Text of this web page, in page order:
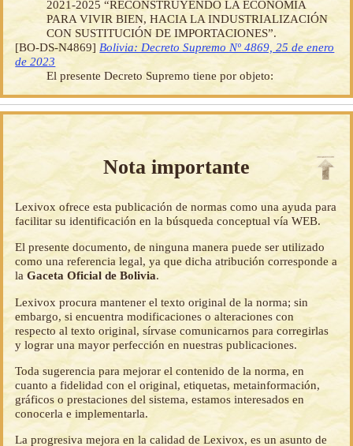
2021-2025 “RECONSTRUYENDO LA ECONOMÍA
PARA VIVIR BIEN, HACIA LA INDUSTRIALIZACIÓN
CON SUSTITUCIÓN DE IMPORTACIONES”.
[BO-DS-N4869] Bolivia: Decreto Supremo Nº 4869, 25 de enero
de 2023
El presente Decreto Supremo tiene por objeto:
Nota importante
Lexivox ofrece esta publicación de normas como una ayuda para
facilitar su identificación en la búsqueda conceptual vía WEB.
El presente documento, de ninguna manera puede ser utilizado
como una referencia legal, ya que dicha atribución corresponde a
laGaceta Oficial de Bolivia.
Lexivox procura mantener el texto original de la norma; sin
embargo, si encuentra modificaciones o alteraciones con
respecto al texto original, sírvase comunicarnos para corregirlas
y lograr una mayor perfección en nuestras publicaciones.
Toda sugerencia para mejorar el contenido de la norma, en
cuanto a fidelidad con el original, etiquetas, metainformación,
gráficos o prestaciones del sistema, estamos interesados en
conocerla e implementarla.
La progresiva mejora en la calidad de Lexivox, es un asunto de